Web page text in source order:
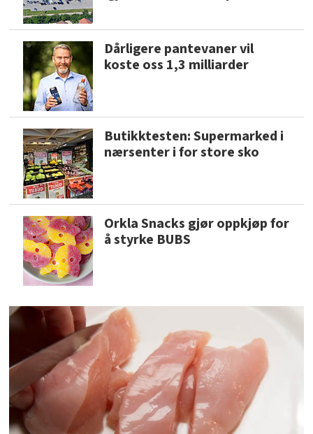
Dårligere pantevaner vil
koste oss 1,3 milliarder
Butikktesten: Supermarked i
nærsenter i for store sko
Orkla Snacks gjør oppkjøp for
å styrke BUBS